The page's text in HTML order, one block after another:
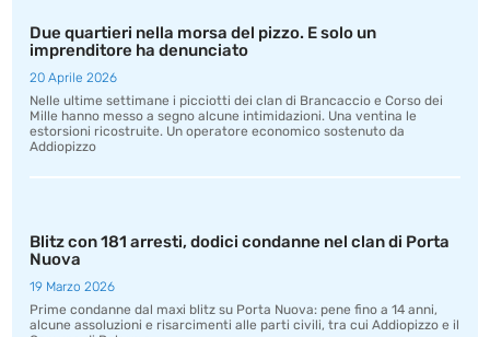
Due quartieri nella morsa del pizzo. E solo un
imprenditore ha denunciato
20 Aprile 2026
Nelle ultime settimane i picciotti dei clan di Brancaccio e Corso dei
Mille hanno messo a segno alcune intimidazioni. Una ventina le
estorsioni ricostruite. Un operatore economico sostenuto da
Addiopizzo
Blitz con 181 arresti, dodici condanne nel clan di Porta
Nuova
19 Marzo 2026
Prime condanne dal maxi blitz su Porta Nuova: pene fino a 14 anni,
alcune assoluzioni e risarcimenti alle parti civili, tra cui Addiopizzo e il